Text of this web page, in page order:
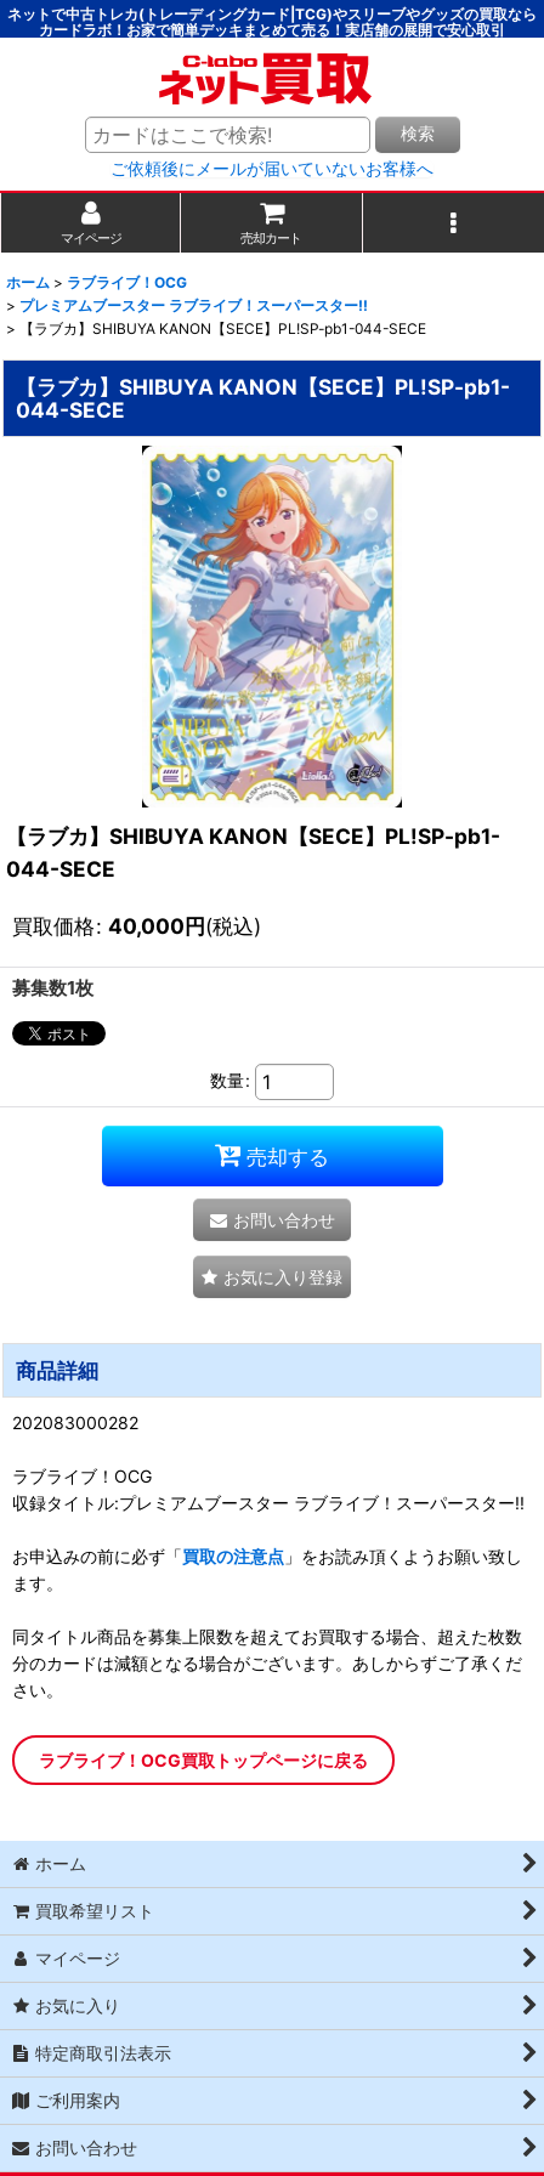
ネットで中古トレカ(トレーディングカード|TCG)やスリーブやグッズの買取なら
カードラボ！お家で簡単デッキまとめて売る！実店舗の展開で安心取引
検索
ご依頼後にメールが届いていないお客様へ
マイページ 売却カート
ホーム > ラブライブ！OCG
> プレミアムブースター ラブライブ！スーパースター!!
>
【ラブカ】SHIBUYA KANON【SECE】PL!SP-pb1-044-SECE
【ラブカ】SHIBUYA KANON【SECE】PL!SP-pb1-
044-SECE
【ラブカ】SHIBUYA KANON【SECE】PL!SP-pb1-
044-SECE
買取価格: 40,000円(税込)
募集数1枚
数量:
売却する
お問い合わせ
お気に入り登録
商品詳細
202083000282
ラブライブ！OCG
収録タイトル:プレミアムブースター ラブライブ！スーパースター!!
お申込みの前に必ず「買取の注意点 」をお読み頂くようお願い致し
ます。
同タイトル商品を募集上限数を超えてお買取する場合、超えた枚数
分のカードは減額となる場合がございます。あしからずご了承くだ
さい。
ラブライブ！OCG買取トップページに戻る
ホーム
買取希望リスト
マイページ
お気に入り
特定商取引法表示
ご利用案内
お問い合わせ